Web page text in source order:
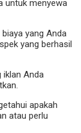
untuk menyewa
biaya yang Anda
yang berhasil
iklan Anda
apakah
atau perlu